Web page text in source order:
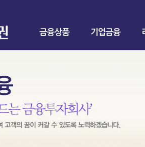
금융상품 기업금융